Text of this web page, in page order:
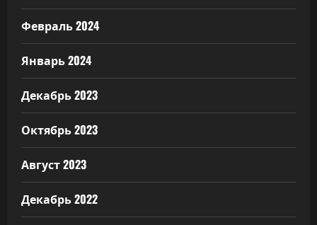
Февраль 2024
Январь 2024
Декабрь 2023
Октябрь 2023
Август 2023
Декабрь 2022